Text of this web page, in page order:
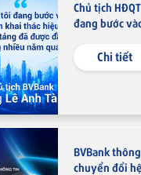
Chủ tịch
đang bước
đầu tư trong
Chi tiết
BVBank
chuyển đổi
Thẻ tín dụng
Thẻ tín dụng